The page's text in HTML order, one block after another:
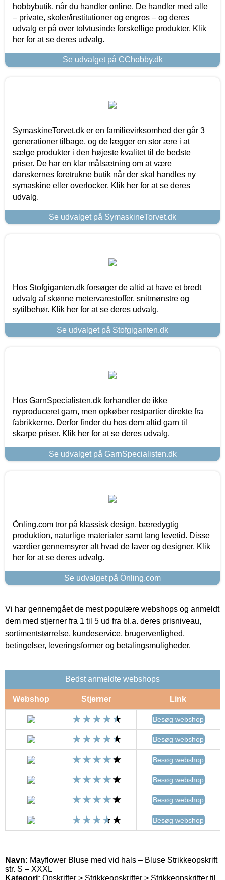
hobbybutik, når du handler online. De handler med alle
– private, skoler/institutioner og engros – og deres
udvalg er på over tolvtusinde forskellige produkter. Klik
her for at se deres udvalg.
Se udvalget på CChobby.dk
SymaskineTorvet.dk er en familievirksomhed der går 3
generationer tilbage, og de lægger en stor ære i at
sælge produkter i den højeste kvalitet til de bedste
priser. De har en klar målsætning om at være
danskernes foretrukne butik når der skal handles ny
symaskine eller overlocker. Klik her for at se deres
udvalg.
Se udvalget på SymaskineTorvet.dk
Hos Stofgiganten.dk forsøger de altid at have et bredt
udvalg af skønne metervarestoffer, snitmønstre og
sytilbehør. Klik her for at se deres udvalg.
Se udvalget på Stofgiganten.dk
Hos GarnSpecialisten.dk forhandler de ikke
nyproduceret garn, men opkøber restpartier direkte fra
fabrikkerne. Derfor finder du hos dem altid garn til
skarpe priser. Klik her for at se deres udvalg.
Se udvalget på GarnSpecialisten.dk
Önling.com tror på klassisk design, bæredygtig
produktion, naturlige materialer samt lang levetid. Disse
værdier gennemsyrer alt hvad de laver og designer. Klik
her for at se deres udvalg.
Se udvalget på Önling.com
Vi har gennemgået de mest populære webshops og anmeldt
dem med stjerner fra 1 til 5 ud fra bl.a. deres prisniveau,
sortimentstørrelse, kundeservice, brugervenlighed,
betingelser, leveringsformer og betalingsmuligheder.
Bedst anmeldte webshops
Webshop Stjerner Link
Besøg webshop
Besøg webshop
Besøg webshop
Besøg webshop
Besøg webshop
Besøg webshop
Navn: Mayflower Bluse med vid hals – Bluse Strikkeopskrift
str. S – XXXL
Kategori: Opskrifter > Strikkeopskrifter > Strikkeopskrifter til